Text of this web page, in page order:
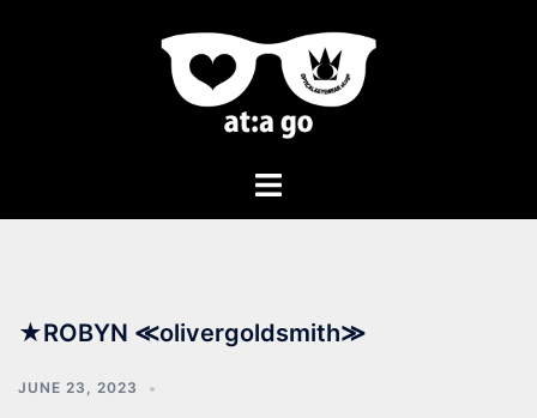
★ROBYN ≪olivergoldsmith≫
JUNE 23, 2023